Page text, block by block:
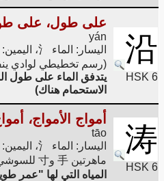
沿
HSK 6
على طول، على
yán
(رسم تخطيطي لوادي
يتدفق الماء على طول
الاستحمام هناك)
涛
HSK 6
أمواج الأمواج،
tāo
ماهرتين 手 و寸 للسوشي 寿司 وتتمتع بحياة طويلة)
المياه التي لها "عمر